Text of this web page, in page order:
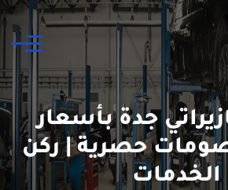
جدة بأسعار
حصرية | ركن
الخدمات